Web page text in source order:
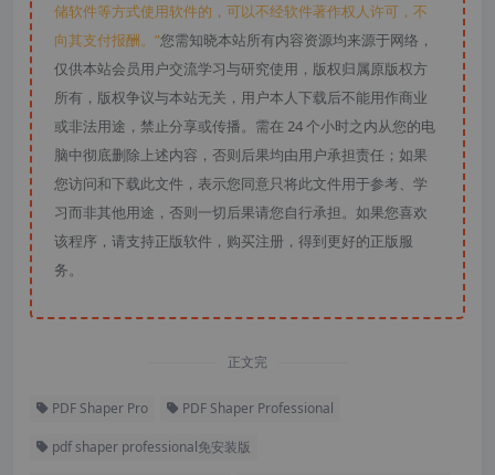
储软件等方式使用软件的，可以不经软件著作权人许可，不
向其支付报酬。”您需知晓本站所有内容资源均来源于网络，
仅供本站会员用户交流学习与研究使用，版权归属原版权方
所有，版权争议与本站无关，用户本人下载后不能用作商业
或非法用途，禁止分享或传播。需在 24 个小时之内从您的电
脑中彻底删除上述内容，否则后果均由用户承担责任；如果
您访问和下载此文件，表示您同意只将此文件用于参考、学
习而非其他用途，否则一切后果请您自行承担。如果您喜欢
该程序，请支持正版软件，购买注册，得到更好的正版服
务。
正文完
PDF Shaper Pro PDF Shaper Professional
pdf shaper professional免安装版